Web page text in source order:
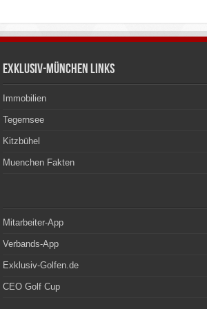
Exklusiv-München Links
Immobilien
Tegernsee
Kitzbühel
Muenchen Fakten
Mitarbeiter-App
Verbands-App
Exklusiv-Golfen.de
CEO Golf Cup